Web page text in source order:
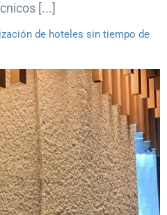
[...]
de hoteles sin tiempo de